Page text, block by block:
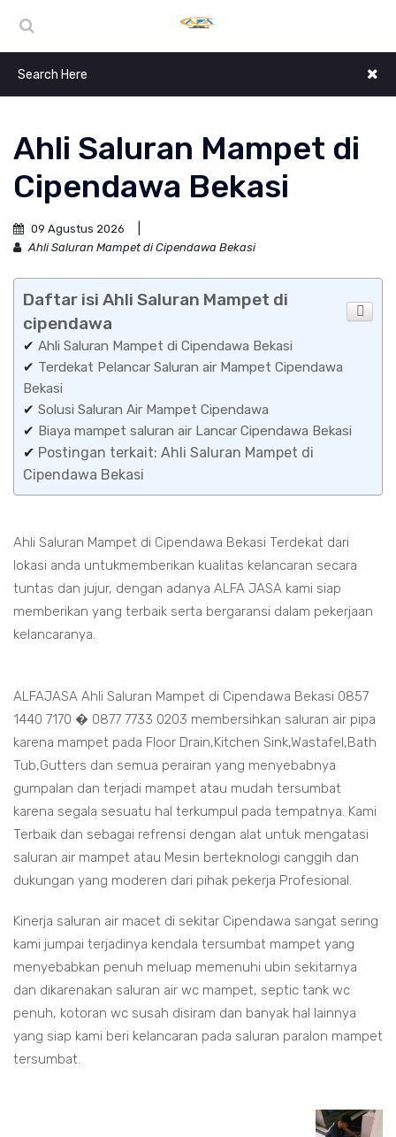
Ahli Saluran Mampet di
Cipendawa Bekasi
09 Agustus 2026
Ahli Saluran Mampet di Cipendawa Bekasi
Daftar isi Ahli Saluran Mampet di
cipendawa
✔ Ahli Saluran Mampet di Cipendawa Bekasi
✔ Terdekat Pelancar Saluran air Mampet Cipendawa
Bekasi
✔ Solusi Saluran Air Mampet Cipendawa
✔ Biaya mampet saluran air Lancar Cipendawa Bekasi
✔ Postingan terkait: Ahli Saluran Mampet di
Cipendawa Bekasi
Ahli Saluran Mampet di Cipendawa Bekasi Terdekat dari
lokasi anda untukmemberikan kualitas kelancaran secara
tuntas dan jujur, dengan adanya ALFA JASA kami siap
memberikan yang terbaik serta bergaransi dalam pekerjaan
kelancaranya.
ALFAJASA Ahli Saluran Mampet di Cipendawa Bekasi 0857
1440 7170 � 0877 7733 0203 membersihkan saluran air pipa
karena mampet pada Floor Drain,Kitchen Sink,Wastafel,Bath
Tub,Gutters dan semua perairan yang menyebabnya
gumpalan dan terjadi mampet atau mudah tersumbat
karena segala sesuatu hal terkumpul pada tempatnya. Kami
Terbaik dan sebagai refrensi dengan alat untuk mengatasi
saluran air mampet atau Mesin berteknologi canggih dan
dukungan yang moderen dari pihak pekerja Profesional.
Kinerja saluran air macet di sekitar Cipendawa sangat sering
kami jumpai terjadinya kendala tersumbat mampet yang
menyebabkan penuh meluap memenuhi ubin sekitarnya
dan dikarenakan saluran air wc mampet, septic tank wc
penuh, kotoran wc susah disiram dan banyak hal lainnya
yang siap kami beri kelancaran pada saluran paralon mampet
tersumbat.